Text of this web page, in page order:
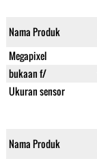
Nama Produk
Megapixel
bukaan f/
Ukuran sensor
Nama Produk